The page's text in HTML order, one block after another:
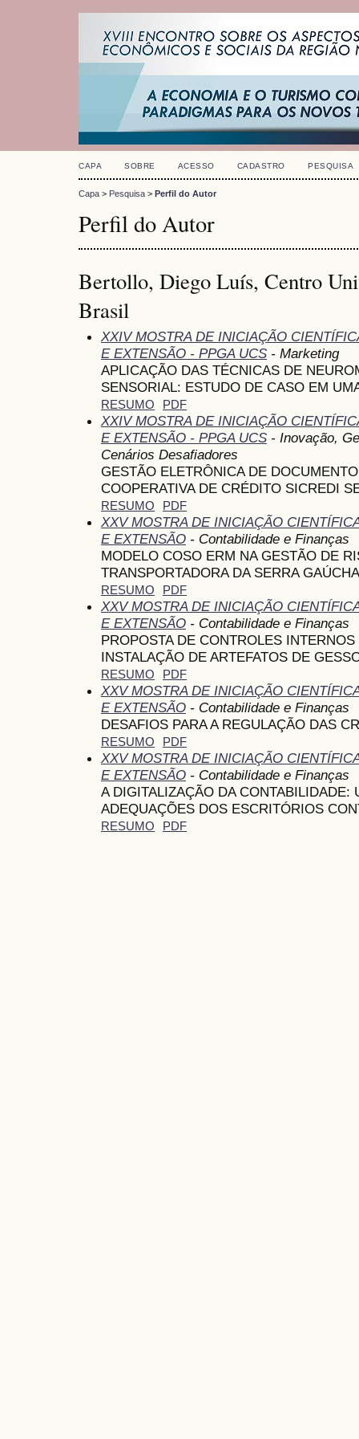
CAPA SOBRE ACESSO CADASTRO PESQUISA
Capa > Pesquisa > Perfil do Autor
Perfil do Autor
Bertollo, Diego Luís, Centro
Brasil
XXIV MOSTRA DE INICIAÇÃO
E EXTENSÃO - PPGA UCS - Marketing
APLICAÇÃO DAS TÉCNICAS DE
SENSORIAL: ESTUDO DE CASO EM
RESUMO PDF
XXIV MOSTRA DE INICIAÇÃO
E EXTENSÃO - PPGA UCS - Inovação,
Cenários Desafiadores
GESTÃO ELETRÔNICA DE
COOPERATIVA DE CRÉDITO SICREDI
RESUMO PDF
XXV MOSTRA DE INICIAÇÃO
E EXTENSÃO - Contabilidade e Finanças
MODELO COSO ERM NA GESTÃO DE
TRANSPORTADORA DA SERRA
RESUMO PDF
XXV MOSTRA DE INICIAÇÃO
E EXTENSÃO - Contabilidade e Finanças
PROPOSTA DE CONTROLES
INSTALAÇÃO DE ARTEFATOS DE
RESUMO PDF
XXV MOSTRA DE INICIAÇÃO
E EXTENSÃO - Contabilidade e Finanças
DESAFIOS PARA A REGULAÇÃO DAS
RESUMO PDF
XXV MOSTRA DE INICIAÇÃO
E EXTENSÃO - Contabilidade e Finanças
A DIGITALIZAÇÃO DA CONTABILIDADE:
ADEQUAÇÕES DOS ESCRITÓRIOS
RESUMO PDF